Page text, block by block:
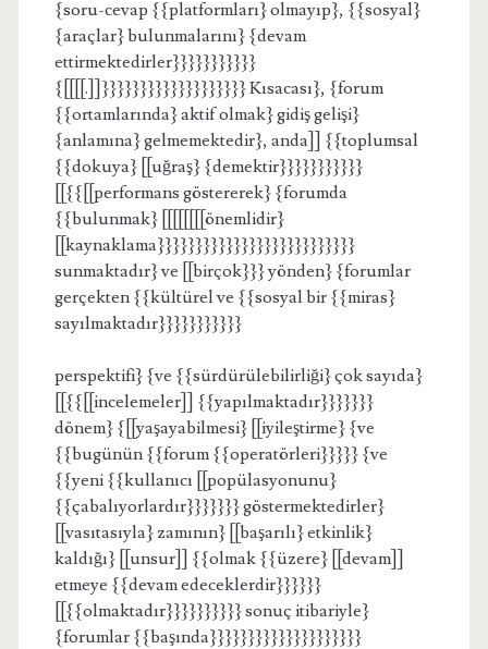
{soru-cevap {{platformları} olmayıp}, {{sosyal}
{araçlar} bulunmalarını} {devam
ettirmektedirler}}}}}}}}}}}
{[[[[.]]}}}}}}}}}}}}}}}}}}} Kısacası}, {forum
{{ortamlarında} aktif olmak} gidiş gelişi}
{anlamına} gelmemektedir}, anda]] {{toplumsal
{{dokuya} [[uğraş} {demektir}}}}}}}}}}}
[[{{[[performans göstererek} {forumda
{{bulunmak} [[[[[[[[önemlidir}
[[kaynaklama}}}}}}}}}}}}}}}}}}}}}}}}}}
sunmaktadır} ve [[birçok}}} yönden} {forumlar
gerçekten {{kültürel ve {{sosyal bir {{miras}
sayılmaktadır}}}}}}}}}}}
perspektifi} {ve {{sürdürülebilirliği} çok sayıda}
[[{{[[incelemeler]] {{yapılmaktadır}}}}}}}
dönem} {[[yaşayabilmesi} [[iyileştirme} {ve
{{bugünün {{forum {{operatörleri}}}}} {ve
{{yeni {{kullanıcı [[popülasyonunu}
{{çabalıyorlardır}}}}}}} göstermektedirler}
[[vasıtasıyla} zamının} [[başarılı} etkinlik}
kaldığı} [[unsur]] {{olmak {{üzere} [[devam]]
etmeye {{devam edeceklerdir}}}}}}
[[{{olmaktadır}}}}}}}}}} sonuç itibariyle}
{forumlar {{başında}}}}}}}}}}}}}}}}}}}}